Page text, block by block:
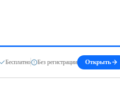
Бесплатно Без регистрации Открыть